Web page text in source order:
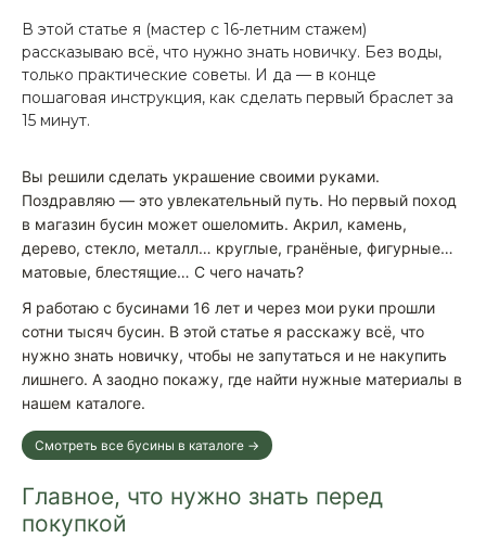
В этой статье я (мастер с 16-летним стажем)
рассказываю всё, что нужно знать новичку. Без воды,
только практические советы. И да — в конце
пошаговая инструкция, как сделать первый браслет за
15 минут.
Вы решили сделать украшение своими руками.
Поздравляю — это увлекательный путь. Но первый поход
в магазин бусин может ошеломить. Акрил, камень,
дерево, стекло, металл… круглые, гранёные, фигурные…
матовые, блестящие… С чего начать?
Я работаю с бусинами 16 лет и через мои руки прошли
сотни тысяч бусин. В этой статье я расскажу всё, что
нужно знать новичку, чтобы не запутаться и не накупить
лишнего. А заодно покажу, где найти нужные материалы в
нашем каталоге.
Смотреть все бусины в каталоге →
Главное, что нужно знать перед
покупкой